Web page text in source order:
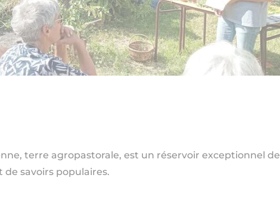
terre agropastorale, est un réservoir exceptionnel de
de savoirs populaires.